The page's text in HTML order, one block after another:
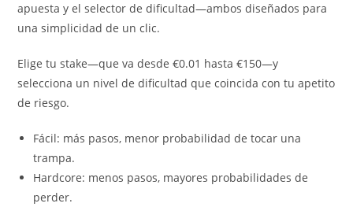
apuesta y el selector de dificultad—ambos diseñados para
una simplicidad de un clic.
Elige tu stake—que va desde €0.01 hasta €150—y
selecciona un nivel de dificultad que coincida con tu apetito
de riesgo.
Fácil: más pasos, menor probabilidad de tocar una
trampa.
Hardcore: menos pasos, mayores probabilidades de
perder.